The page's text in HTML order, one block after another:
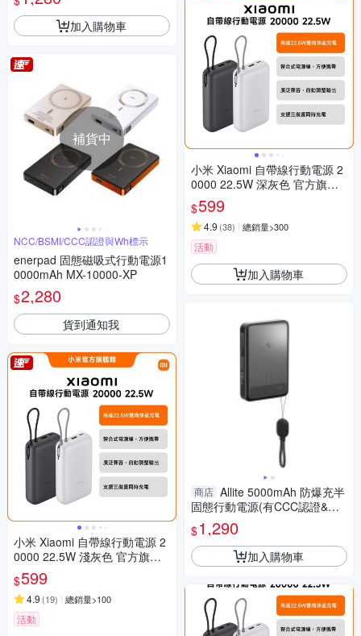
加入購物車
補貨中
NCC/BSMI/CCC認證與Wh標示
enerpad 固態磁吸式行動電源1
0000mAh MX-10000-XP
$2,280
貨到通知我
小米 Xiaomi 自帶線行動電源 2
0000 22.5W 淺灰色 官方旗艦
館
$599
4.9 (19) 總銷量>100
活動
小米 Xiaomi 自帶線行動電源 2
0000 22.5W 深灰色 官方旗艦
館
$599
4.9 (38) 總銷量>300
活動
加入購物車
商店 Allite 5000mAh 防爆充半
固態行動電源(有CCC認證&Wh
標示，可上飛機)
$1,290
加入購物車